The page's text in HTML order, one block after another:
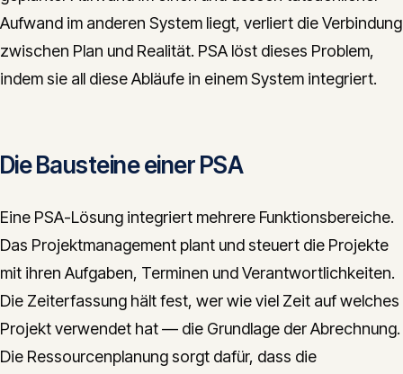
Aufwand im anderen System liegt, verliert die Verbindung
zwischen Plan und Realität. PSA löst dieses Problem,
indem sie all diese Abläufe in einem System integriert.
Die Bausteine einer PSA
Eine PSA-Lösung integriert mehrere Funktionsbereiche.
Das Projektmanagement plant und steuert die Projekte
mit ihren Aufgaben, Terminen und Verantwortlichkeiten.
Die Zeiterfassung hält fest, wer wie viel Zeit auf welches
Projekt verwendet hat — die Grundlage der Abrechnung.
Die Ressourcenplanung sorgt dafür, dass die